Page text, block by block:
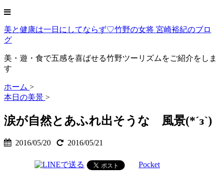
美と健康は一日にしてならず♡竹野の女将 宮崎裕紀のブロ
グ
美・遊・食で五感を喜ばせる竹野ツーリズムをご紹介をしま
す
ホーム >
本日の美景 >
涙が自然とあふれ出そうな 風景(*´з`)
2016/05/20 2016/05/21
Pocket